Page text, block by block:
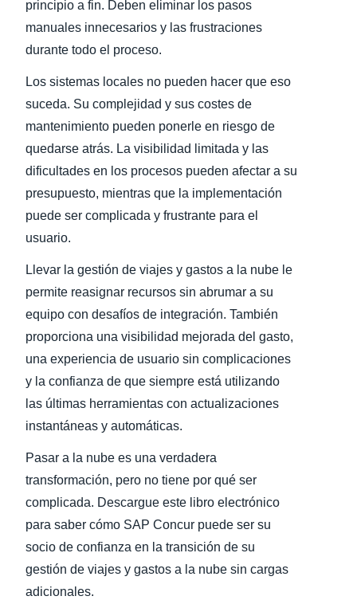
principio a fin. Deben eliminar los pasos
manuales innecesarios y las frustraciones
durante todo el proceso.
Los sistemas locales no pueden hacer que eso
suceda. Su complejidad y sus costes de
mantenimiento pueden ponerle en riesgo de
quedarse atrás. La visibilidad limitada y las
dificultades en los procesos pueden afectar a su
presupuesto, mientras que la implementación
puede ser complicada y frustrante para el
usuario.
Llevar la gestión de viajes y gastos a la nube le
permite reasignar recursos sin abrumar a su
equipo con desafíos de integración. También
proporciona una visibilidad mejorada del gasto,
una experiencia de usuario sin complicaciones
y la confianza de que siempre está utilizando
las últimas herramientas con actualizaciones
instantáneas y automáticas.
Pasar a la nube es una verdadera
transformación, pero no tiene por qué ser
complicada. Descargue este libro electrónico
para saber cómo SAP Concur puede ser su
socio de confianza en la transición de su
gestión de viajes y gastos a la nube sin cargas
adicionales.